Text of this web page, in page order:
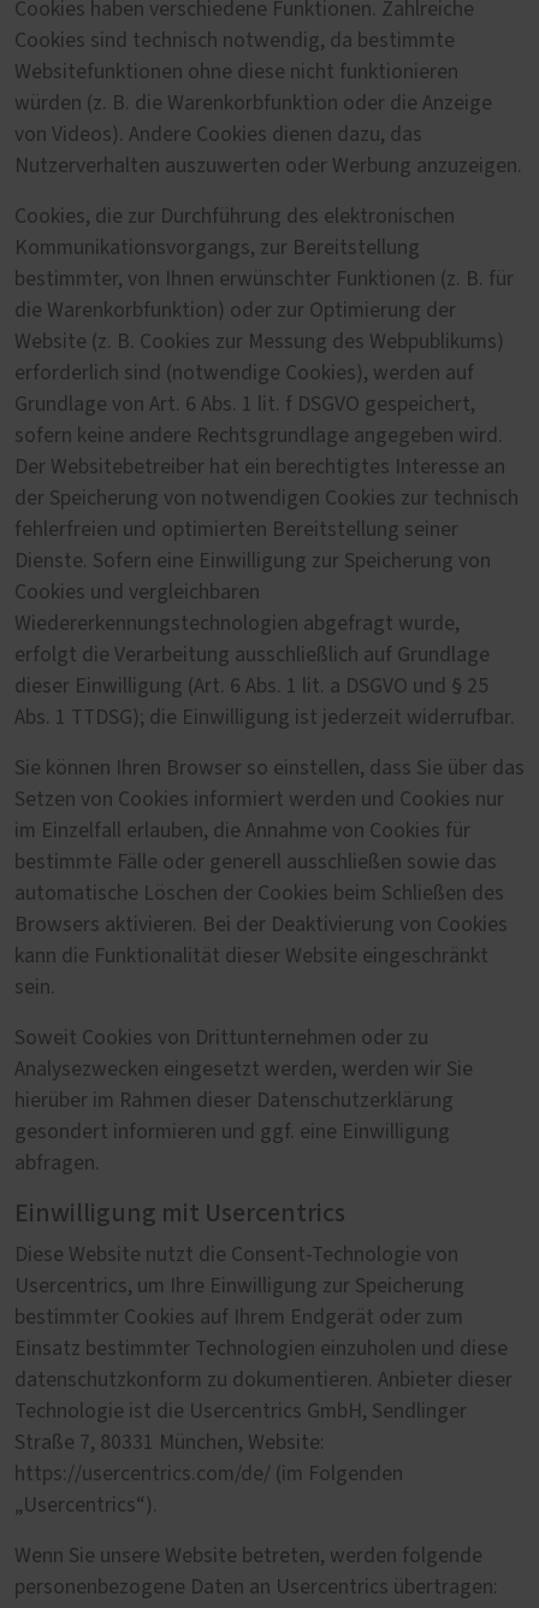
Cookies haben verschiedene Funktionen. Zahlreiche
Cookies sind technisch notwendig, da bestimmte
Websitefunktionen ohne diese nicht funktionieren
würden (z. B. die Warenkorbfunktion oder die Anzeige
von Videos). Andere Cookies dienen dazu, das
Nutzerverhalten auszuwerten oder Werbung anzuzeigen.
Cookies, die zur Durchführung des elektronischen
Kommunikationsvorgangs, zur Bereitstellung
bestimmter, von Ihnen erwünschter Funktionen (z. B. für
die Warenkorbfunktion) oder zur Optimierung der
Website (z. B. Cookies zur Messung des Webpublikums)
erforderlich sind (notwendige Cookies), werden auf
Grundlage von Art. 6 Abs. 1 lit. f DSGVO gespeichert,
sofern keine andere Rechtsgrundlage angegeben wird.
Der Websitebetreiber hat ein berechtigtes Interesse an
der Speicherung von notwendigen Cookies zur technisch
fehlerfreien und optimierten Bereitstellung seiner
Dienste. Sofern eine Einwilligung zur Speicherung von
Cookies und vergleichbaren
Wiedererkennungstechnologien abgefragt wurde,
erfolgt die Verarbeitung ausschließlich auf Grundlage
dieser Einwilligung (Art. 6 Abs. 1 lit. a DSGVO und § 25
Abs. 1 TTDSG); die Einwilligung ist jederzeit widerrufbar.
Sie können Ihren Browser so einstellen, dass Sie über das
Setzen von Cookies informiert werden und Cookies nur
im Einzelfall erlauben, die Annahme von Cookies für
bestimmte Fälle oder generell ausschließen sowie das
automatische Löschen der Cookies beim Schließen des
Browsers aktivieren. Bei der Deaktivierung von Cookies
kann die Funktionalität dieser Website eingeschränkt
sein.
Soweit Cookies von Drittunternehmen oder zu
Analysezwecken eingesetzt werden, werden wir Sie
hierüber im Rahmen dieser Datenschutzerklärung
gesondert informieren und ggf. eine Einwilligung
abfragen.
Einwilligung mit Usercentrics
Diese Website nutzt die Consent-Technologie von
Usercentrics, um Ihre Einwilligung zur Speicherung
bestimmter Cookies auf Ihrem Endgerät oder zum
Einsatz bestimmter Technologien einzuholen und diese
datenschutzkonform zu dokumentieren. Anbieter dieser
Technologie ist die Usercentrics GmbH, Sendlinger
Straße 7, 80331 München, Website:
https://usercentrics.com/de/ (im Folgenden
„Usercentrics“).
Wenn Sie unsere Website betreten, werden folgende
personenbezogene Daten an Usercentrics übertragen: